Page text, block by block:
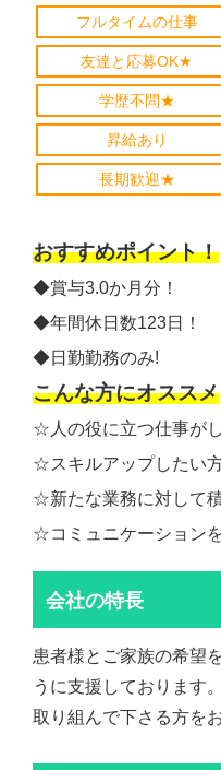
フルタイムの仕事
友達と応募OK★
学歴不問★
昇給あり
長期歓迎★
おすすめポイント！
◆賞与3.0か月分！
◆年間休日数123日！
◆日勤勤務のみ!
こんな方にオススメ
☆人の役に立つ仕事がし
☆スキルアップしたい方
☆新たな業務に対して
☆コミュニケーション
会社の特長
患者様とご家族の希望
うに支援しております
取り組んで下さる方を